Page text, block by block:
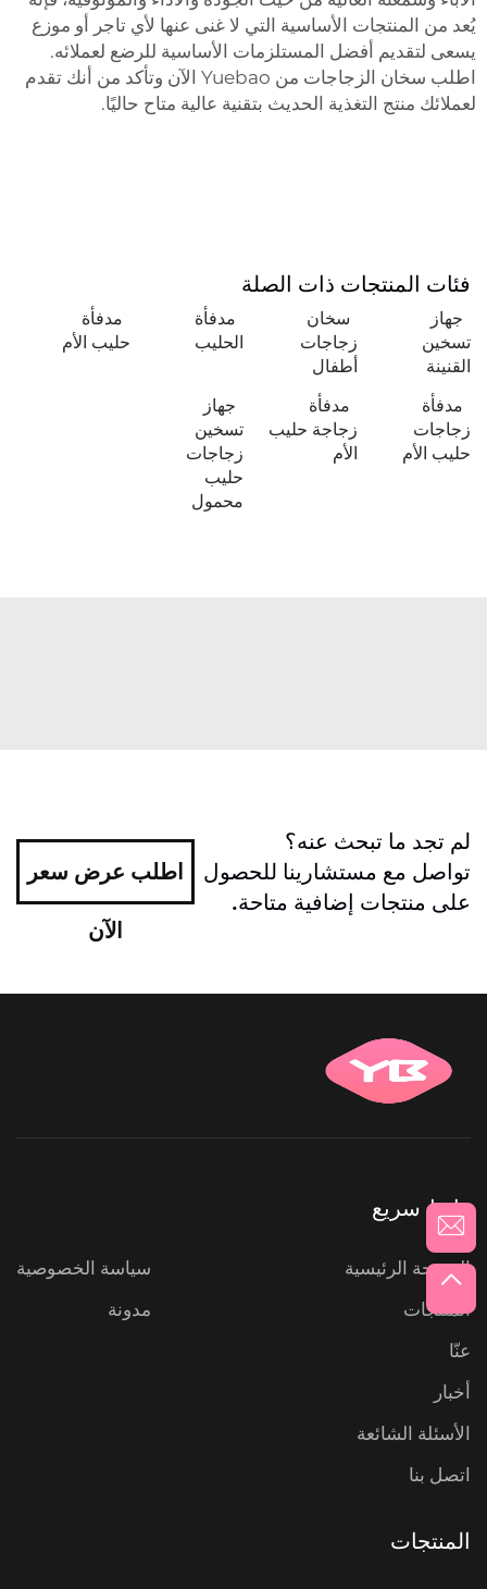
يُعد من المنتجات الأساسية التي لا غنى عنها لأي تاجر أو موزع
يسعى لتقديم أفضل المستلزمات الأساسية للرضع لعملائه.
اطلب سخان الزجاجات من Yuebao الآن وتأكد من أنك تقدم
لعملائك منتج التغذية الحديث بتقنية عالية متاح حاليًا.
فئات المنتجات ذات الصلة
جهاز
تسخين
القنينة
سخان
زجاجات
أطفال
مدفأة
الحليب
مدفأة
حليب الأم
مدفأة
زجاجات
حليب الأم
مدفأة
زجاجة حليب
الأم
جهاز
تسخين
زجاجات
حليب
محمول
لم تجد ما تبحث عنه؟
تواصل مع مستشارينا للحصول
على منتجات إضافية متاحة.
اطلب عرض سعر
الآن
رابط سريع
الصفحة الرئيسية
المنتجات
عنّا
أخبار
الأسئلة الشائعة
اتصل بنا
سياسة الخصوصية
مدونة
المنتجات